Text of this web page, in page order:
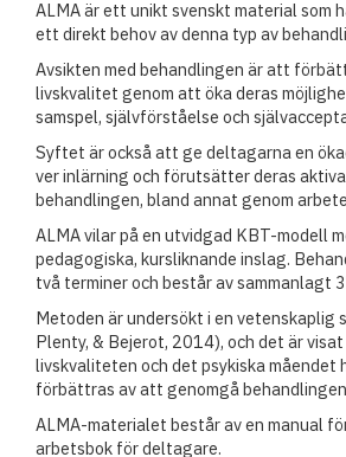
ALMA är ett unikt svenskt material som
ett direkt behov av denna typ av
Avsikten med behandlingen är att
livskvalitet genom att öka deras
samspel, självför­ståelse och
Syftet är också att ge deltagarna en
ver inlärning och förutsätter deras
behandlingen, bland annat genom
ALMA vilar på en utvidgad KBT-modell
pedagogiska, kursliknande inslag.
två terminer och består av sammanlagt
Metoden är undersökt i en vetenskaplig
Plenty, & Bejerot, 2014), och det är
livskvaliteten och det psykiska måendet
förbättras av att genomgå
ALMA-materialet består av en manual
arbetsbok för deltagare.